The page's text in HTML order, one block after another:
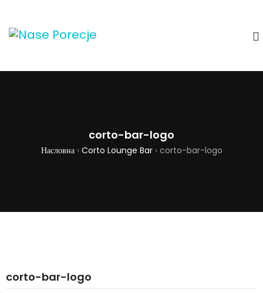
corto-bar-logo
Насловна› Corto Lounge Bar› corto-bar-logo
corto-bar-logo